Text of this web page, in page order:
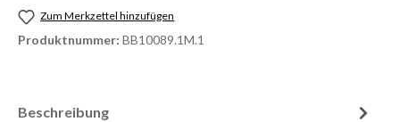
Zum Merkzettel hinzufügen
Produktnummer: BB10089.1M.1
Beschreibung